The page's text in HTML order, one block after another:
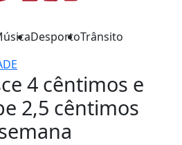
DesportoTrânsito
4 cêntimos e
2,5 cêntimos